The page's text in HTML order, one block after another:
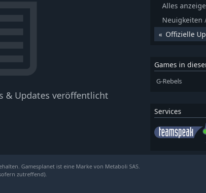
& Updates veröffentlicht
Alles
Neuigkeiten
Offizielle
Games in
G-Rebels
Services
Gamesplanet ist eine Marke von Metaboli SAS.
zutreffend).